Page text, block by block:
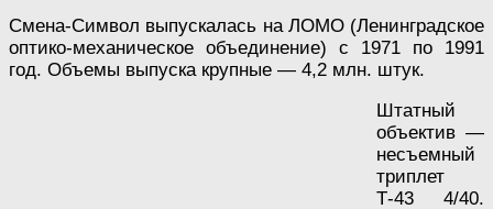
Смена-Символ выпускалась на ЛОМО (Ленинградское
оптико-механическое объединение) с 1971 по 1991
год. Объемы выпуска крупные — 4,2 млн. штук.
Штатный
объектив —
несъемный
триплет
Т-43 4/40.